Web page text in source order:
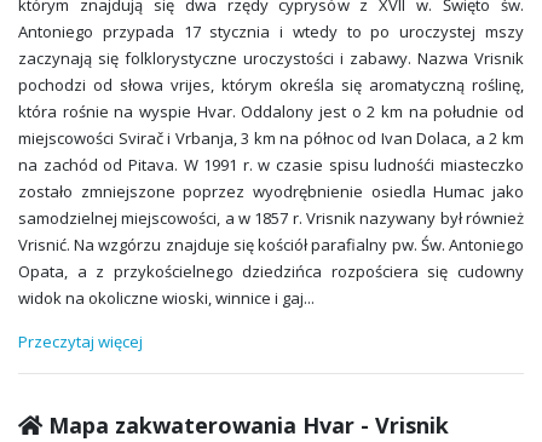
którym znajdują się dwa rzędy cyprysów z XVII w. Święto św.
Antoniego przypada 17 stycznia i wtedy to po uroczystej mszy
zaczynają się folklorystyczne uroczystości i zabawy. Nazwa Vrisnik
pochodzi od słowa vrijes, którym określa się aromatyczną roślinę,
która rośnie na wyspie Hvar. Oddalony jest o 2 km na południe od
miejscowości Svirač i Vrbanja, 3 km na północ od Ivan Dolaca, a 2 km
na zachód od Pitava. W 1991 r. w czasie spisu ludnośći miasteczko
zostało zmniejszone poprzez wyodrębnienie osiedla Humac jako
samodzielnej miejscowości, a w 1857 r. Vrisnik nazywany był również
Vrisnić. Na wzgórzu znajduje się kościół parafialny pw. Św. Antoniego
Opata, a z przykościelnego dziedzińca rozpościera się cudowny
widok na okoliczne wioski, winnice i gaj...
Przeczytaj więcej
Mapa zakwaterowania Hvar - Vrisnik